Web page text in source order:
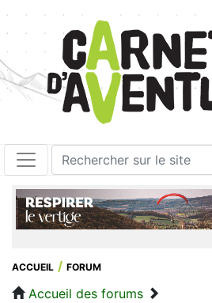
ACCUEIL FORUM
Accueil des forums